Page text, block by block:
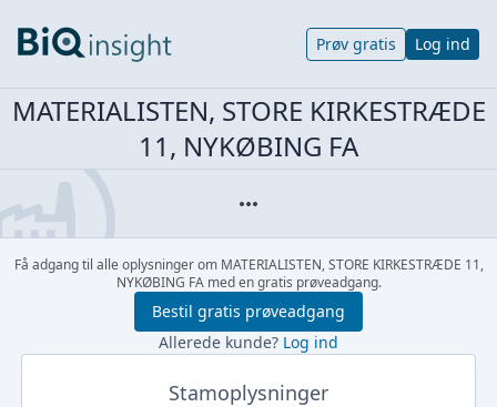
Prøv gratis Log ind
MATERIALISTEN, STORE KIRKESTRÆDE
11, NYKØBING FA
Få adgang til alle oplysninger om MATERIALISTEN, STORE KIRKESTRÆDE 11,
NYKØBING FA med en gratis prøveadgang.
Bestil gratis prøveadgang
Allerede kunde? Log ind
Stamoplysninger